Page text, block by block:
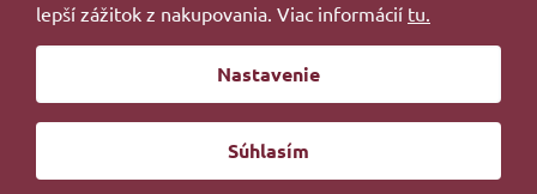
lepší zážitok z nakupovania. Viac informácií tu.
Nastavenie
Súhlasím
Vytvoril Shoptet
Copyright 2026. Všetky práva vyhradené.
Redesign byFilipesmedia 🧡